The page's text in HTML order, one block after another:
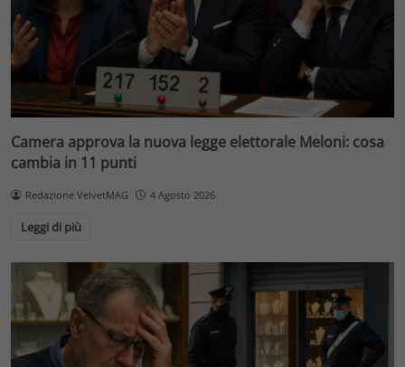
Camera approva la nuova legge elettorale Meloni: cosa
cambia in 11 punti
Redazione VelvetMAG 4 Agosto 2026
Leggi di più